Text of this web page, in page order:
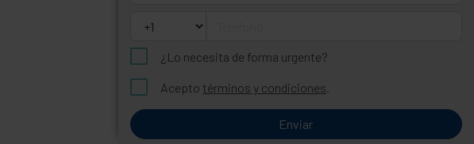
¿Lo necesita de forma urgente?
Acepto términos y condiciones.
Enviar